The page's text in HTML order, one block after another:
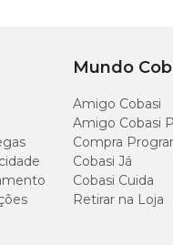
ou líquido, ele elimina
feitos em couro
o material sempre
Mundo
Amigo Cobasi
Amigo Cobasi
Compra
Cobasi Já
Cobasi Cuida
Retirar na Loja